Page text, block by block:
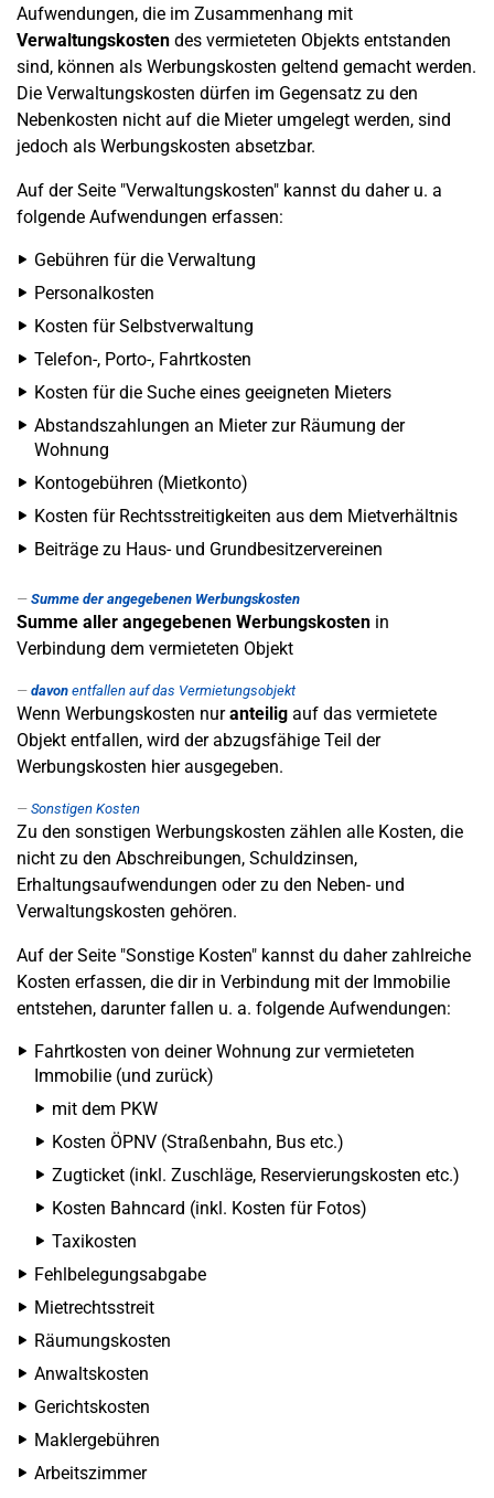
Aufwendungen, die im Zusammenhang mit
Verwaltungskosten des vermieteten Objekts entstanden
sind, können als Werbungskosten geltend gemacht werden.
Die Verwaltungskosten dürfen im Gegensatz zu den
Nebenkosten nicht auf die Mieter umgelegt werden, sind
jedoch als Werbungskosten absetzbar.
Auf der Seite "Verwaltungskosten" kannst du daher u. a
folgende Aufwendungen erfassen:
Gebühren für die Verwaltung
Personalkosten
Kosten für Selbstverwaltung
Telefon-, Porto-, Fahrtkosten
Kosten für die Suche eines geeigneten Mieters
Abstandszahlungen an Mieter zur Räumung der
Wohnung
Kontogebühren (Mietkonto)
Kosten für Rechtsstreitigkeiten aus dem Mietverhältnis
Beiträge zu Haus- und Grundbesitzervereinen
Summe der angegebenen Werbungskosten
Summe aller angegebenen Werbungskosten in
Verbindung dem vermieteten Objekt
davon entfallen auf das Vermietungsobjekt
Wenn Werbungskosten nuranteilig auf das vermietete
Objekt entfallen, wird der abzugsfähige Teil der
Werbungskosten hier ausgegeben.
Sonstigen Kosten
Zu den sonstigen Werbungskosten zählen alle Kosten, die
nicht zu den Abschreibungen, Schuldzinsen,
Erhaltungsaufwendungen oder zu den Neben- und
Verwaltungskosten gehören.
Auf der Seite "Sonstige Kosten" kannst du daher zahlreiche
Kosten erfassen, die dir in Verbindung mit der Immobilie
entstehen, darunter fallen u. a. folgende Aufwendungen:
Fahrtkosten von deiner Wohnung zur vermieteten
Immobilie (und zurück)
mit dem PKW
Kosten ÖPNV (Straßenbahn, Bus etc.)
Zugticket (inkl. Zuschläge, Reservierungskosten etc.)
Kosten Bahncard (inkl. Kosten für Fotos)
Taxikosten
Fehlbelegungsabgabe
Mietrechtsstreit
Räumungskosten
Anwaltskosten
Gerichtskosten
Maklergebühren
Arbeitszimmer